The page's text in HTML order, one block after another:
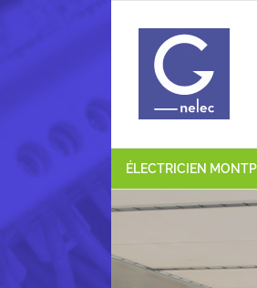
Passer
ÉLECTRICIEN